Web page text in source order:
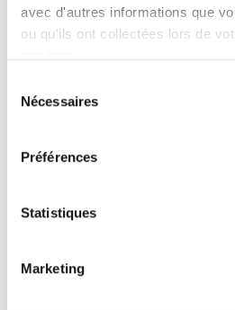
avec d'autres informations que
ou qu'ils ont collectées lors de
Nécessaires
Préférences
Statistiques
Marketing